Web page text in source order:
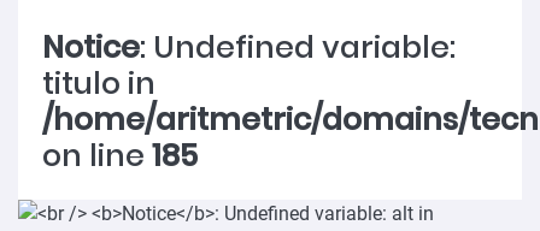
Notice: Undefined variable:
titulo in
/home/aritmetric/domains/
on line 185